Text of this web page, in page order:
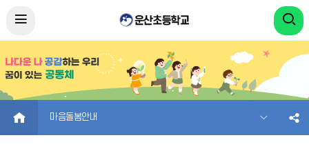
HOME 마음돌봄안내